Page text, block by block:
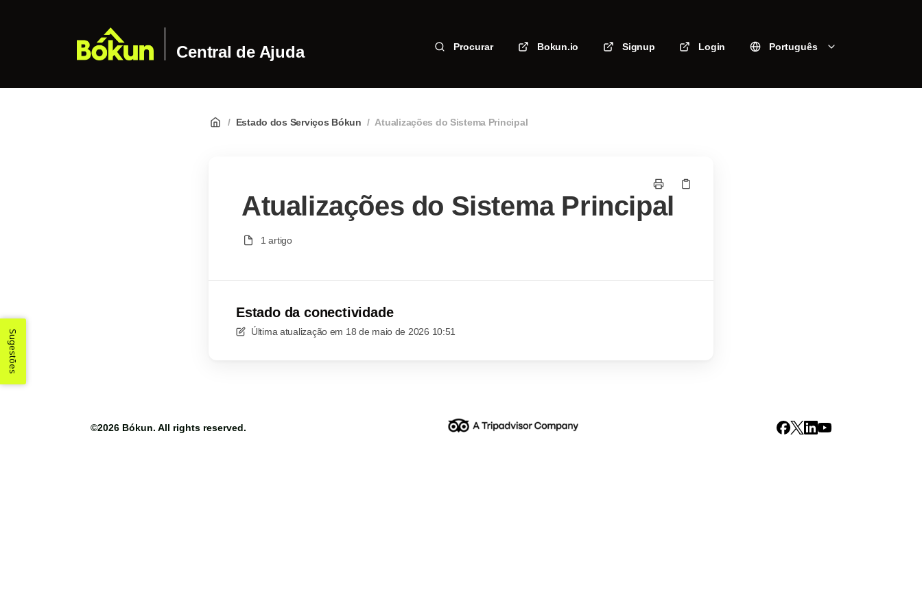
Central de Ajuda Procurar Bokun.io Signup Login Português
/ Estado dos Serviços Bókun / Atualizações do Sistema Principal
Atualizações do Sistema Principal
1 artigo
Estado da conectividade
Última atualização em 18 de maio de 2026 10:51
©2026 Bókun. All rights reserved.
Sugestões